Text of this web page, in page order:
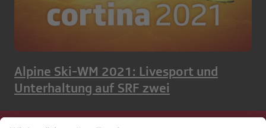
Alpine Ski-WM 2021: Livesport und
Unterhaltung auf SRF zwei